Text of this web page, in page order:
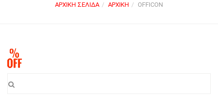
ΑΡΧΙΚΉ ΣΕΛΊΔΑ ΑΡΧΙΚΉ OFFICON